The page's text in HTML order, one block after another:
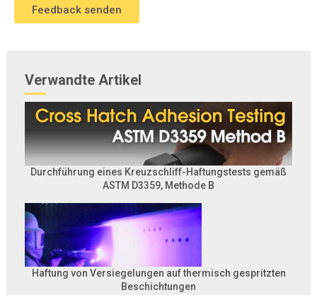
Verwandte Artikel
Durchführung eines Kreuzschliff-Haftungstests gemäß
ASTM D3359, Methode B
Haftung von Versiegelungen auf thermisch gespritzten
Beschichtungen